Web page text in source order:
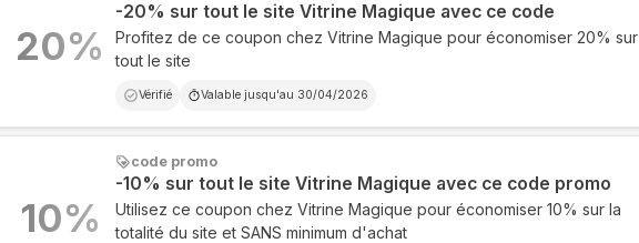
-20% sur tout le site Vitrine Magique avec ce code
Profitez de ce coupon chez Vitrine Magique pour économiser 20% sur
tout le site
Vérifié Valable jusqu'au 30/04/2026
20%
code promo
-10% sur tout le site Vitrine Magique avec ce code promo
Utilisez ce coupon chez Vitrine Magique pour économiser 10% sur la
totalité du site et SANS minimum d'achat
10%